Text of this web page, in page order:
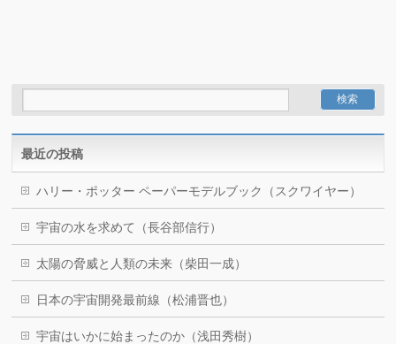
最近の投稿
ハリー・ポッター ペーパーモデルブック（スクワイヤー）
宇宙の水を求めて（長谷部信行）
太陽の脅威と人類の未来（柴田一成）
日本の宇宙開発最前線（松浦晋也）
宇宙はいかに始まったのか（浅田秀樹）